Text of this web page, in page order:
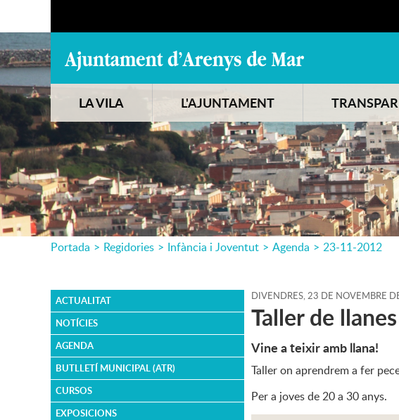
LA VILA L'AJUNTAMENT
Portada > Regidories > Infància i Joventut > Agenda > 23-11-2012
ACTUALITAT
NOTÍCIES
AGENDA
BUTLLETÍ MUNICIPAL (ATR)
CURSOS
EXPOSICIONS
DIVENDRES,23 DE NOVEMBRE
Taller de llanes
Vine a teixir amb llana!
Taller on aprendrem a fer
Per a joves de 20 a 30 anys.